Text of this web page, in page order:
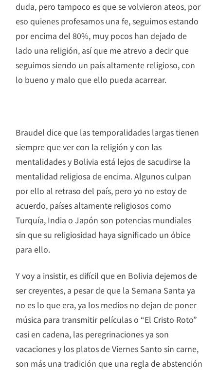
duda, pero tampoco es que se volvieron ateos, por
eso quienes profesamos una fe, seguimos estando
por encima del 80%, muy pocos han dejado de
lado una religión, así que me atrevo a decir que
seguimos siendo un país altamente religioso, con
lo bueno y malo que ello pueda acarrear.
Braudel dice que las temporalidades largas tienen
siempre que ver con la religión y con las
mentalidades y Bolivia está lejos de sacudirse la
mentalidad religiosa de encima. Algunos culpan
por ello al retraso del país, pero yo no estoy de
acuerdo, países altamente religiosos como
Turquía, India o Japón son potencias mundiales
sin que su religiosidad haya significado un óbice
para ello.
Y voy a insistir, es difícil que en Bolivia dejemos de
ser creyentes, a pesar de que la Semana Santa ya
no es lo que era, ya los medios no dejan de poner
música para transmitir películas o “El Cristo Roto”
casi en cadena, las peregrinaciones ya son
vacaciones y los platos de Viernes Santo sin carne,
son más una tradición que una regla de abstención